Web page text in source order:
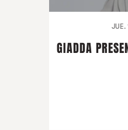
JUE.
GIADDA